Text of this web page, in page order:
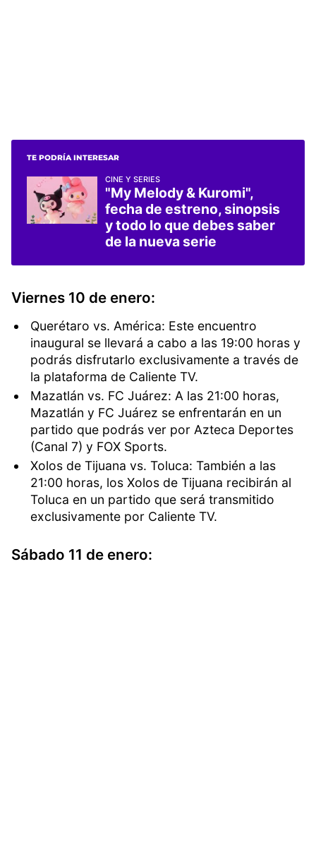
TE PODRÍA INTERESAR
CINE Y SERIES
"My Melody & Kuromi",
fecha de estreno, sinopsis
y todo lo que debes saber
de la nueva serie
Viernes 10 de enero:
Querétaro vs. América: Este encuentro
inaugural se llevará a cabo a las 19:00 horas y
podrás disfrutarlo exclusivamente a través de
la plataforma de Caliente TV.
Mazatlán vs. FC Juárez: A las 21:00 horas,
Mazatlán y FC Juárez se enfrentarán en un
partido que podrás ver por Azteca Deportes
(Canal 7) y FOX Sports.
Xolos de Tijuana vs. Toluca: También a las
21:00 horas, los Xolos de Tijuana recibirán al
Toluca en un partido que será transmitido
exclusivamente por Caliente TV.
Sábado 11 de enero: